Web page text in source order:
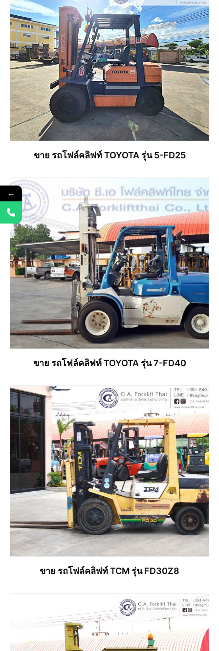
ขาย รถโฟล์คลิฟท์ TOYOTA รุ่น 5-FD25
อ่านเพิ่ม
ขาย รถโฟล์คลิฟท์ TOYOTA รุ่น 7-FD40
อ่านเพิ่ม
ขาย รถโฟล์คลิฟท์ TCM รุ่น FD30Z8
อ่านเพิ่ม
←